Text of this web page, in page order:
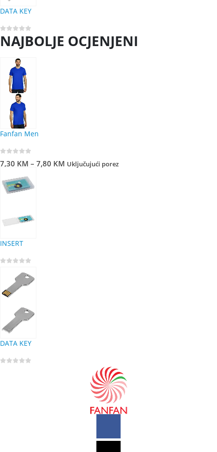
DATA KEY
0out of 5
NAJBOLJE OCJENJENI
Fanfan Men
7,30 KM – 7,80 KM Uključujući porez
INSERT
DATA KEY